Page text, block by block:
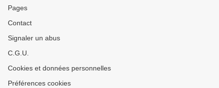
Pages
Contact
Signaler un abus
C.G.U.
Cookies et données personnelles
Préférences cookies